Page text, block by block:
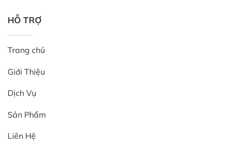
HỖ TRỢ
Trang chủ
Giới Thiệu
Dịch Vụ
Sản Phẩm
Liên Hệ